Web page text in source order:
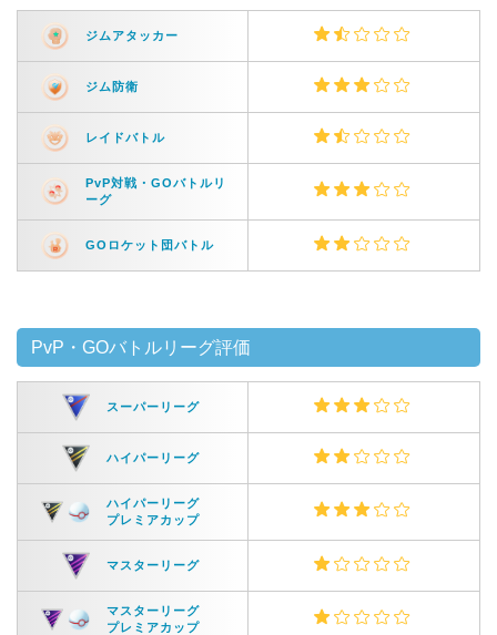
ジムアタッカー
ジム防衛
レイドバトル
PvP対戦・GOバトルリ
ーグ
GOロケット団バトル
PvP・GOバトルリーグ評価
スーパーリーグ
ハイパーリーグ
ハイパーリーグ
プレミアカップ
マスターリーグ
マスターリーグ
プレミアカップ